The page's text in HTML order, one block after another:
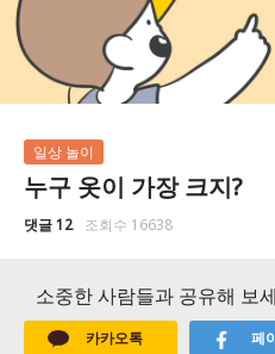
일상 놀이
누구 옷이 가장 크지?
댓글 12 조회수 16638
소중한 사람들과 공유해 보
카카오톡 페